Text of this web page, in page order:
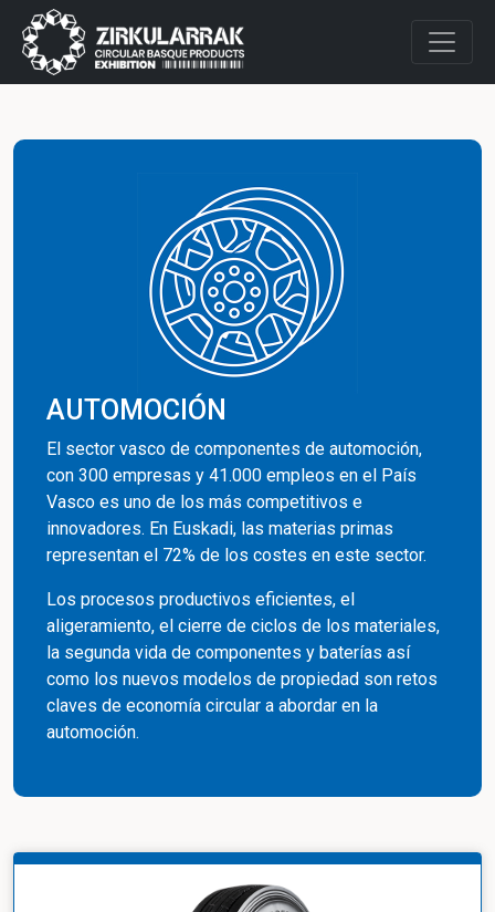
AUTOMOCIÓN
El sector vasco de componentes de automoción,
con 300 empresas y 41.000 empleos en el País
Vasco es uno de los más competitivos e
innovadores. En Euskadi, las materias primas
representan el 72% de los costes en este sector.
Los procesos productivos eficientes, el
aligeramiento, el cierre de ciclos de los materiales,
la segunda vida de componentes y baterías así
como los nuevos modelos de propiedad son retos
claves de economía circular a abordar en la
automoción.